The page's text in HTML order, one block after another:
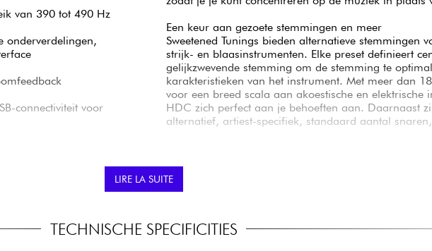
van 390 tot 490 Hz
onderverdelingen,
connectiviteit voor
configuratie
Een keur aan gezoete stemmingen en meer
Sweetened Tunings bieden alternatieve stemmingen
strijk- en blaasinstrumenten. Elke preset definieert
gelijkzwevende stemming om de stemming te
karakteristieken van het instrument. Met meer dan
voor een breed scala aan akoestische en elektrische
HDC zich perfect aan je behoeften aan. Daarnaast
alternatief, artiest-specifiek, standaard aantal
macOS) kun je je StroboPLUS HDC eenvoudig
LIRE LA SUITE
TECHNISCHE SPECIFICITIES